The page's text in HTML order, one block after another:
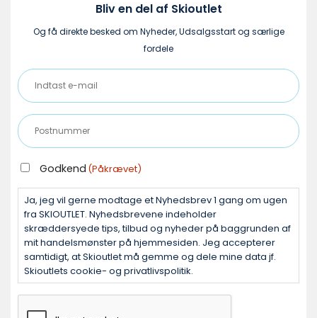
Bliv en del af Skioutlet
Og få direkte besked om Nyheder, Udsalgsstart og særlige
fordele
Indtast
e-
mail
(Påkrævet)
Postnummer
(Påkrævet)
GODKEND
(PÅKRÆVET)
Godkend (Påkrævet)
Ja, jeg vil gerne modtage et Nyhedsbrev 1 gang om ugen
fra SKIOUTLET. Nyhedsbrevene indeholder
skræddersyede tips, tilbud og nyheder på baggrunden af
mit handelsmønster på hjemmesiden. Jeg accepterer
samtidigt, at Skioutlet må gemme og dele mine data jf.
Skioutlets cookie- og privatlivspolitik.